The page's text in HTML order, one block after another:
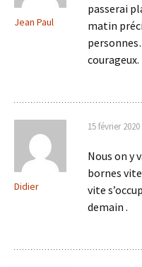
Jean Paul
passerai
matin
courageux.
Didier
15 février
Nous on y
bornes
vite
demain .